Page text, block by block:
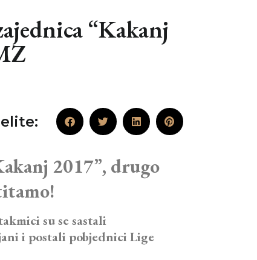
“Kakanj
2017”, drugo
su se sastali
i postali pobjednici Lige